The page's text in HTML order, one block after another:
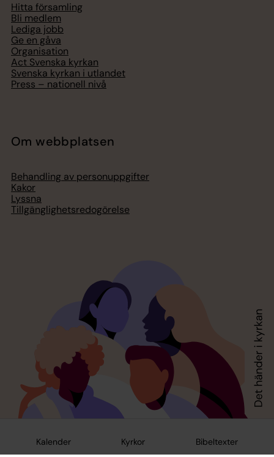
Kalender Kyrkor Bibeltexter
Hitta församling
Bli medlem
Lediga jobb
Ge en gåva
Organisation
Act Svenska kyrkan
Svenska kyrkan i utlandet
Press – nationell nivå
Om webbplatsen
Behandling av personuppgifter
Kakor
Lyssna
Tillgänglighetsredogörelse